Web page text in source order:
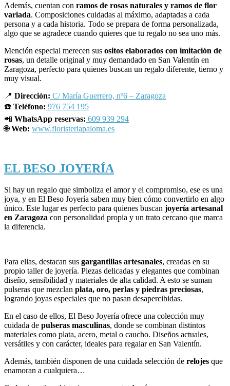
Además, cuentan con ramos de rosas naturales y ramos de flor
variada. Composiciones cuidadas al máximo, adaptadas a cada
persona y a cada historia. Todo se prepara de forma personalizada,
algo que se agradece cuando quieres que tu regalo no sea uno más.
Mención especial merecen sus ositos elaborados con imitación de
rosas, un detalle original y muy demandado en San Valentín en
Zaragoza, perfecto para quienes buscan un regalo diferente, tierno y
muy visual.
📍 Dirección: C/ María Guerrero, nº6 – Zaragoza
☎ Teléfono: 976 754 195
📲 WhatsApp reservas: 609 939 294
🌐 Web: www.floristeriapaloma.es
EL BESO JOYERÍA
Si hay un regalo que simboliza el amor y el compromiso, ese es una
joya, y en El Beso Joyería saben muy bien cómo convertirlo en algo
único. Este lugar es perfecto para quienes buscan joyería artesanal
en Zaragoza con personalidad propia y un trato cercano que marca
la diferencia.
Para ellas, destacan sus gargantillas artesanales, creadas en su
propio taller de joyería. Piezas delicadas y elegantes que combinan
diseño, sensibilidad y materiales de alta calidad. A esto se suman
pulseras que mezclan plata, oro, perlas y piedras preciosas,
logrando joyas especiales que no pasan desapercibidas.
En el caso de ellos, El Beso Joyería ofrece una colección muy
cuidada de pulseras masculinas, donde se combinan distintos
materiales como plata, acero, metal o caucho. Diseños actuales,
versátiles y con carácter, ideales para regalar en San Valentín.
Además, también disponen de una cuidada selección de relojes que
enamoran a cualquiera…